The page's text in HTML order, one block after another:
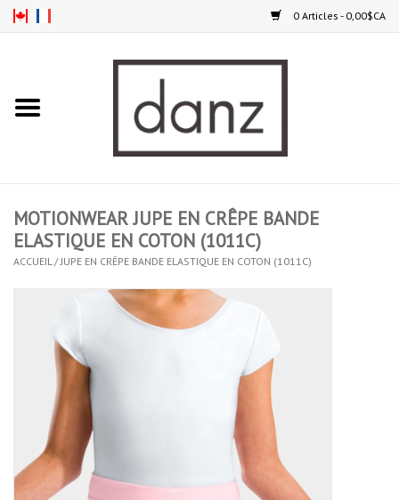
0 Articles - 0,00$CA
COLLANTS
HOMMES
Accessoires
SPÉCIAUX- VENTE FINALE
MOTIONWEAR JUPE EN CRÊPE BANDE
ELASTIQUE EN COTON (1011C)
ACCUEIL / JUPE EN CRÊPE BANDE ELASTIQUE EN COTON (1011C)